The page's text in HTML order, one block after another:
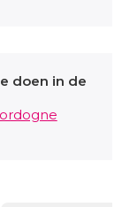
doen in de